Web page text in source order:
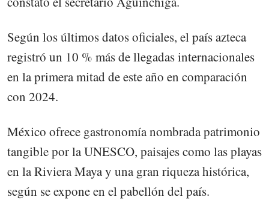
Según los últimos datos oficiales, el país azteca
registró un 10 % más de llegadas internacionales
en la primera mitad de este año en comparación
con 2024.
México ofrece gastronomía nombrada patrimonio
tangible por la UNESCO, paisajes como las playas
en la Riviera Maya y una gran riqueza histórica,
según se expone en el pabellón del país.